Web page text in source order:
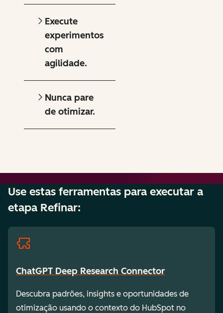
Execute
experimentos
com
agilidade.
Nunca pare
de otimizar.
Use estas ferramentas para executar a
etapa Refinar:
ChatGPT Deep Research Connector
Descubra padrões, insights e oportunidades de
otimização usando o contexto do HubSpot no